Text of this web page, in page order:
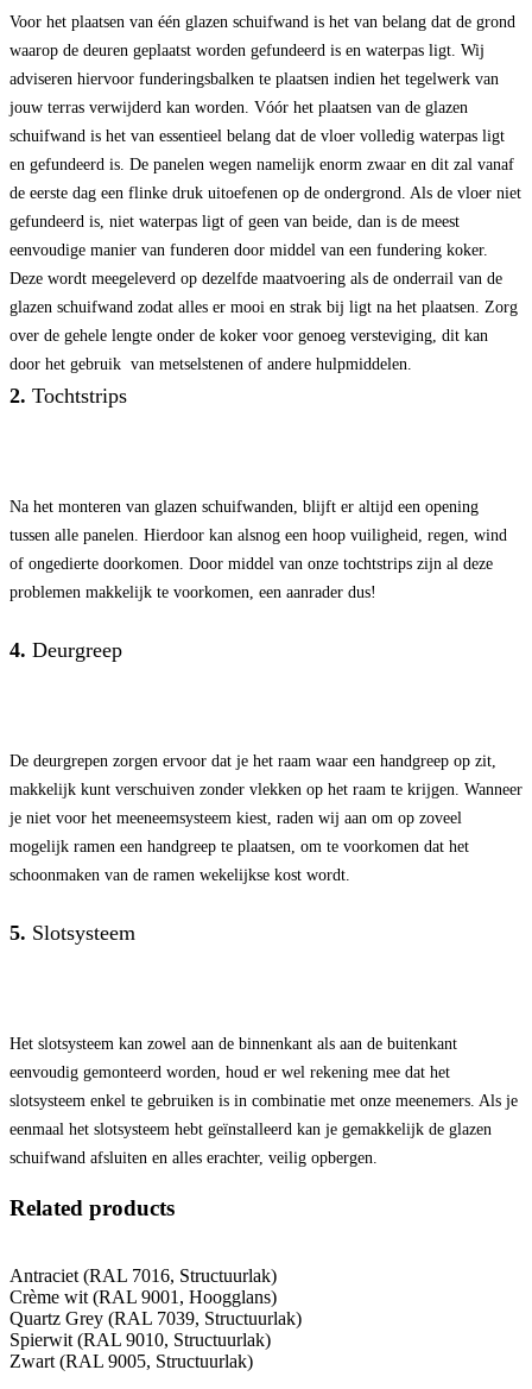
Voor het plaatsen van één glazen schuifwand is het van belang dat de grond
waarop de deuren geplaatst worden gefundeerd is en waterpas ligt. Wij
adviseren hiervoor funderingsbalken te plaatsen indien het tegelwerk van
jouw terras verwijderd kan worden. Vóór het plaatsen van de glazen
schuifwand is het van essentieel belang dat de vloer volledig waterpas ligt
en gefundeerd is. De panelen wegen namelijk enorm zwaar en dit zal vanaf
de eerste dag een flinke druk uitoefenen op de ondergrond. Als de vloer niet
gefundeerd is, niet waterpas ligt of geen van beide, dan is de meest
eenvoudige manier van funderen door middel van een fundering koker.
Deze wordt meegeleverd op dezelfde maatvoering als de onderrail van de
glazen schuifwand zodat alles er mooi en strak bij ligt na het plaatsen. Zorg
over de gehele lengte onder de koker voor genoeg versteviging, dit kan
door het gebruik van metselstenen of andere hulpmiddelen.
2. Tochtstrips
Na het monteren van glazen schuifwanden, blijft er altijd een opening
tussen alle panelen. Hierdoor kan alsnog een hoop vuiligheid, regen, wind
of ongedierte doorkomen. Door middel van onze tochtstrips zijn al deze
problemen makkelijk te voorkomen, een aanrader dus!
4. Deurgreep
De deurgrepen zorgen ervoor dat je het raam waar een handgreep op zit,
makkelijk kunt verschuiven zonder vlekken op het raam te krijgen. Wanneer
je niet voor het meeneemsysteem kiest, raden wij aan om op zoveel
mogelijk ramen een handgreep te plaatsen, om te voorkomen dat het
schoonmaken van de ramen wekelijkse kost wordt.
5. Slotsysteem
Het slotsysteem kan zowel aan de binnenkant als aan de buitenkant
eenvoudig gemonteerd worden, houd er wel rekening mee dat het
slotsysteem enkel te gebruiken is in combinatie met onze meenemers. Als je
eenmaal het slotsysteem hebt geïnstalleerd kan je gemakkelijk de glazen
schuifwand afsluiten en alles erachter, veilig opbergen.
Related products
Antraciet (RAL 7016, Structuurlak)
Crème wit (RAL 9001, Hoogglans)
Quartz Grey (RAL 7039, Structuurlak)
Spierwit (RAL 9010, Structuurlak)
Zwart (RAL 9005, Structuurlak)